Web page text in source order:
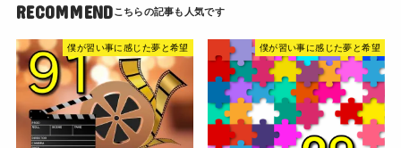
RECOMMEND
僕が習い事に感じた夢と希望 僕が習い事に感じた夢と希望